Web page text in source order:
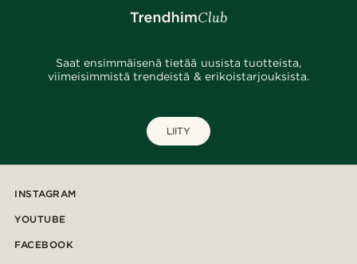
Saat ensimmäisenä tietää uusista tuotteista,
viimeisimmistä trendeistä & erikoistarjouksista.
LIITY
INSTAGRAM
YOUTUBE
FACEBOOK